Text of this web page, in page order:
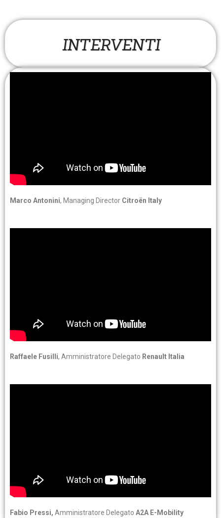
INTERVENTI
Marco Antonini, Managing Director Citroën Italy
Raffaele Fusilli, Amministratore Delegato Renault Italia
Fabio Pressi, Amministratore Delegato A2A E-Mobility